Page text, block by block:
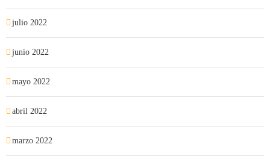
julio 2022
junio 2022
mayo 2022
abril 2022
marzo 2022